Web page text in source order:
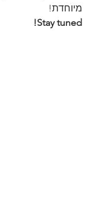
מיוחדת!
!Stay tuned